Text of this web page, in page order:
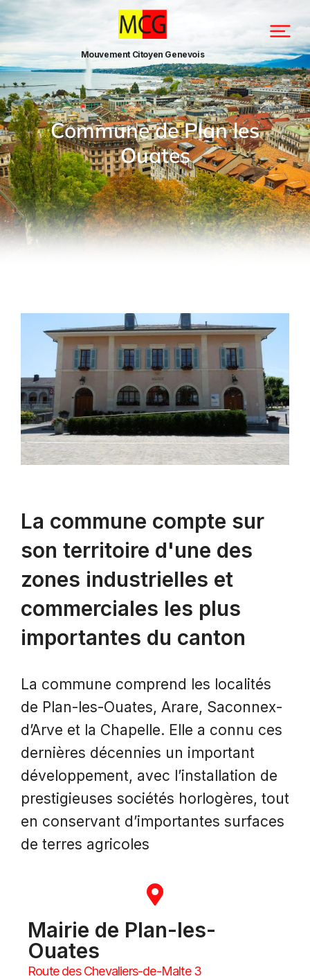
Mouvement Citoyen Genevois
Commune de Plan les
Ouates
La commune compte sur
son territoire d'une des
zones industrielles et
commerciales les plus
importantes du canton
La commune comprend les localités
de Plan-les-Ouates, Arare, Saconnex-
d’Arve et la Chapelle. Elle a connu ces
dernières décennies un important
développement, avec l’installation de
prestigieuses sociétés horlogères, tout
en conservant d’importantes surfaces
de terres agricoles
Mairie de Plan-les-
Ouates
Route des Chevaliers-de-Malte 3